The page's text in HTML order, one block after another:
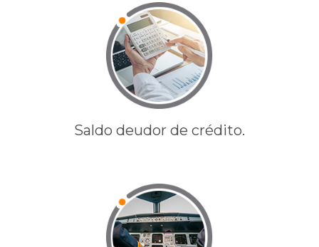
Saldo deudor de crédito.